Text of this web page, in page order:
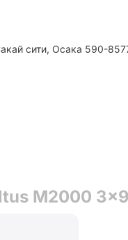
сити, Осака 590-
M2000